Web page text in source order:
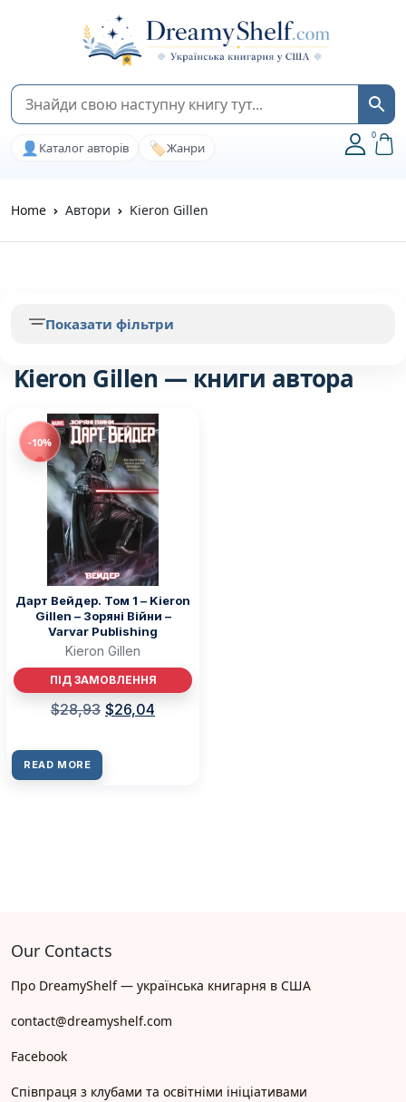
👤 Каталог авторів 🏷️Жанри
0
Home Автори Kieron Gillen
Kieron Gillen — книги автора
-10%
Дарт Вейдер. Том 1 – Kieron
Gillen – Зоряні Війни –
Varvar Publishing
Kieron Gillen
ПІД ЗАМОВЛЕННЯ
$28,93 $26,04
READ MORE
Показати фільтри
Our Contacts
Про DreamyShelf — українська книгарня в США
contact@dreamyshelf.com
Facebook
Співпраця з клубами та освітніми ініціативами